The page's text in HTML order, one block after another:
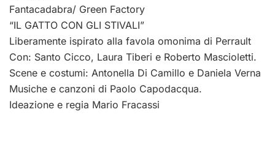
Fantacadabra/ Green Factory
“IL GATTO CON GLI STIVALI”
Liberamente ispirato alla favola omonima di Perrault
Con: Santo Cicco, Laura Tiberi e Roberto Mascioletti.
Scene e costumi: Antonella Di Camillo e Daniela Verna
Musiche e canzoni di Paolo Capodacqua.
Ideazione e regia Mario Fracassi